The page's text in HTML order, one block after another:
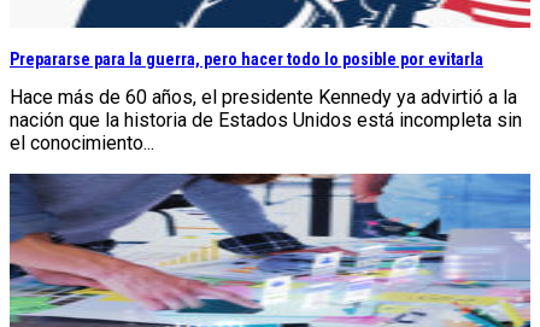
Prepararse para la guerra, pero hacer todo lo posible por evitarla
Hace más de 60 años, el presidente Kennedy ya advirtió a la
nación que la historia de Estados Unidos está incompleta sin
el conocimiento...